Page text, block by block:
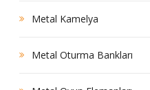
Metal Kamelya
Metal Oturma Bankları